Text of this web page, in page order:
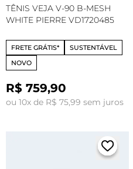
TÊNIS VEJA V-90 B-MESH
WHITE PIERRE VD1720485
FRETE GRÁTIS*
SUSTENTÁVEL
NOVO
R$ 759,90
ou 10x de R$ 75,99 sem juros